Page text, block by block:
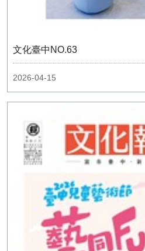
文化臺中NO.63
2026-04-15